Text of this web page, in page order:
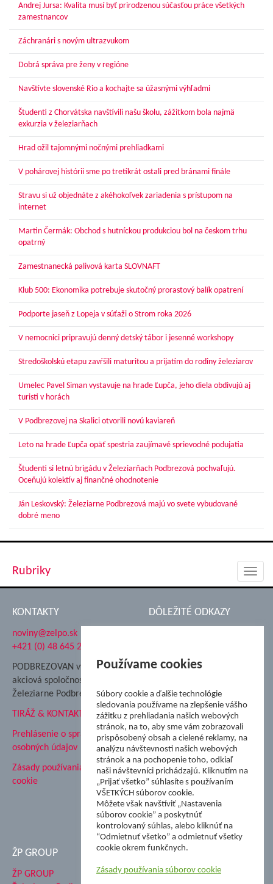
Andrej Jursa: Kvalita musí byť prirodzenou súčasťou práce všetkých
zamestnancov
Záchranári s novým ultrazvukom
Dobrá správa pre ženy v regióne
Navštívte slovenské Rio a kochajte sa úžasnými výhľadmi
Študenti z Chorvátska navštívili našu školu, zážitkom bola najmä
exkurzia v železiarňach
Hrad ožil tajomnými nočnými prehliadkami
V pohárovej histórii sme po tretíkrát ostali pred bránami finále
Stravu si už objednáte z akéhokoľvek zariadenia s prístupom na
internet
Martin Čermák: Obchod s hutníckou produkciou bol na českom trhu
opatrný
Zamestnanecká palivová karta SLOVNAFT
Klub 500: Ekonomika potrebuje skutočný prorastový balík opatrení
Podporte jaseň z Lopeja v súťaži o Strom roka 2026
V nemocnici pripravujú denný detský tábor i jesenné workshopy
Stredoškolskú etapu zavŕšili maturitou a prijatím do rodiny železiarov
Umelec Pavel Siman vystavuje na hrade Ľupča, jeho diela obdivujú aj
turisti v horách
V Podbrezovej na Skalici otvorili novú kaviareň
Leto na hrade Ľupča opäť spestria zaujímavé sprievodné podujatia
Študenti si letnú brigádu v Železiarňach Podbrezová pochvaľujú.
Oceňujú kolektív aj finančné ohodnotenie
Ján Leskovský: Železiarne Podbrezová majú vo svete vybudované
dobré meno
Rubriky
KONTAKTY
noviny@zelpo.sk
+421 (0) 48 645 2711
PODBREZOVAN vydáva
akciová spoločnosť
Železiarne Podbrezová
TIRÁŽ & KONTAKT
Prehlásenie o spracovaní
osobných údajov
Zásady používania súborov
cookie
DÔLEŽITÉ ODKAZY
Nadácia Železiarne
ŽP Informatika s.r.o.
ŠK Železiarne Podbrezová
Tále a.s.
ŽP GROUP
ŽP GROUP
Používame cookies
Súbory cookie a ďalšie technológie
sledovania používame na zlepšenie vášho
zážitku z prehliadania našich webových
stránok, na to, aby sme vám zobrazovali
prispôsobený obsah a cielené reklamy, na
analýzu návštevnosti našich webových
stránok a na pochopenie toho, odkiaľ
naši návštevníci prichádzajú. Kliknutím na
„Prijať všetko” súhlasíte s používaním
VŠETKÝCH súborov cookie.
Môžete však navštíviť „Nastavenia
súborov cookie” a poskytnúť
kontrolovaný súhlas, alebo kliknúť na
“Odmietnuť všetko” a odmietnuť všetky
cookie okrem funkčnych.
Zásady používania súborov cookie